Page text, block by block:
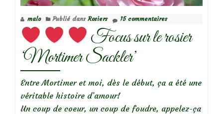
malo Publié dans Rosiers 15 commentaires
Focus sur le rosier
‘Mortimer Sackler’
Entre Mortimer et moi, dès le début, ça a été une
véritable histoire d’amour!
Un coup de coeur, un coup de foudre, appelez-ça